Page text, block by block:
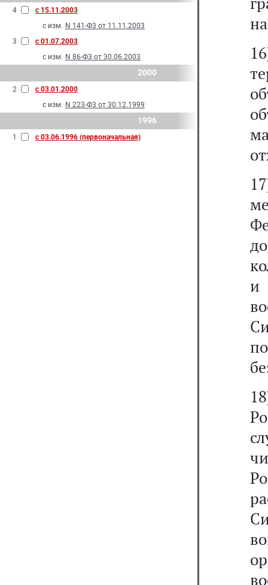
4
с 15.11.2003
с изм. N 141-Ф3 от 11.11.2003
3
с 01.07.2003
с изм. N 86-Ф3 от 30.06.2003
2000
2
с 03.01.2000
с изм. N 223-Ф3 от 30.12.1999
1996
1 с 03.06.1996 (первоначальная)
и